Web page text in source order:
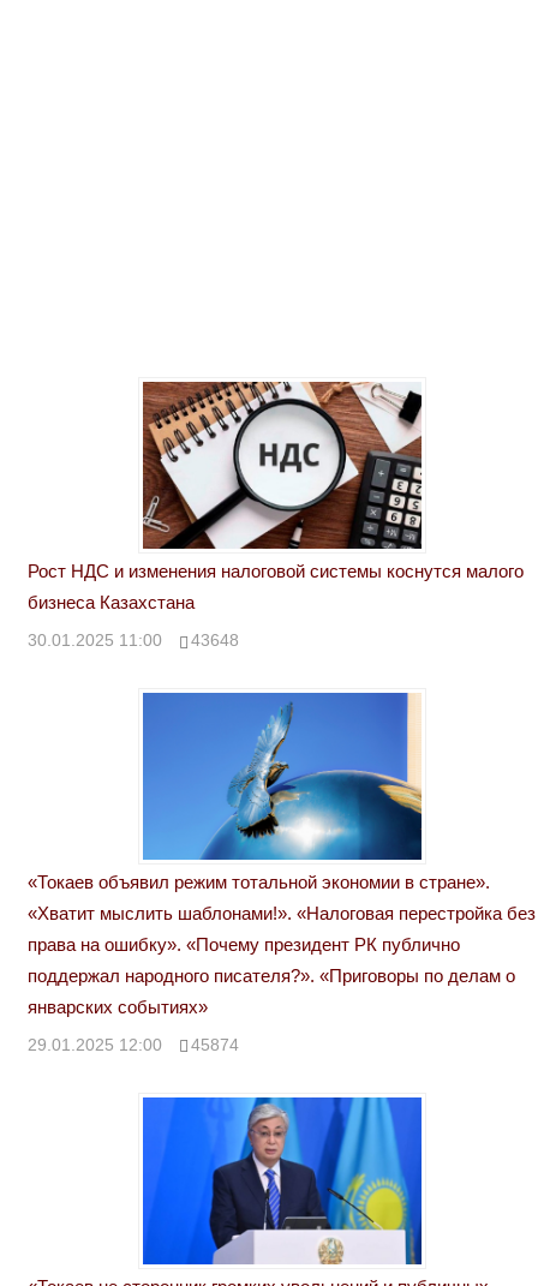
Рост НДС и изменения налоговой системы коснутся малого
бизнеса Казахстана
30.01.2025 11:00 43648
«Токаев объявил режим тотальной экономии в стране».
«Хватит мыслить шаблонами!». «Налоговая перестройка без
права на ошибку». «Почему президент РК публично
поддержал народного писателя?». «Приговоры по делам о
январских событиях»
29.01.2025 12:00 45874